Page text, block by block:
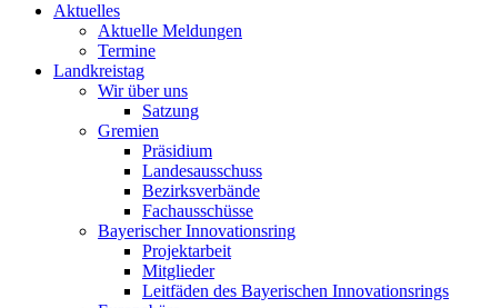
Aktuelles
Aktuelle Meldungen
Termine
Landkreistag
Wir über uns
Satzung
Gremien
Präsidium
Landesausschuss
Bezirksverbände
Fachausschüsse
Bayerischer Innovationsring
Projektarbeit
Mitglieder
Leitfäden des Bayerischen Innovationsrings